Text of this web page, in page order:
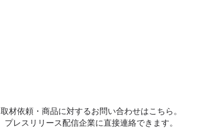
取材依頼・商品に対するお問い合わせはこちら。
プレスリリース配信企業に直接連絡できます。